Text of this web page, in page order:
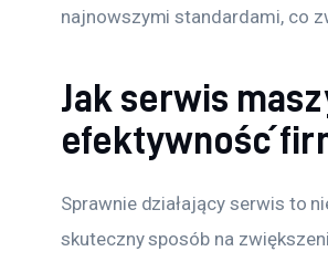
najnowszymi standardami, co
Jak serwis
efektywność
Sprawnie działający serwis to
skuteczny sposób na